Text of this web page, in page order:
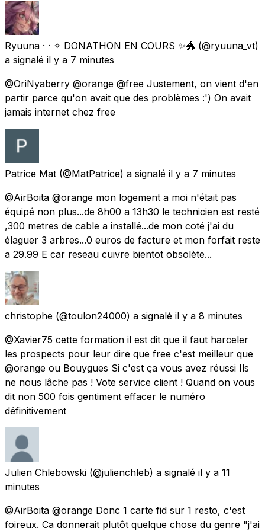
Ryuuna · · ✧ DONATHON EN COURS ✨🐲 (@ryuuna_vt)
a signalé il y a 7 minutes
@OriNyaberry @orange @free Justement, on vient d'en
partir parce qu'on avait que des problèmes :') On avait
jamais internet chez free
Patrice Mat (@MatPatrice) a signalé il y a 7 minutes
@AirBoita @orange mon logement a moi n'était pas
équipé non plus...de 8h00 a 13h30 le technicien est resté
,300 metres de cable a installé...de mon coté j'ai du
élaguer 3 arbres...0 euros de facture et mon forfait reste
a 29.99 E car reseau cuivre bientot obsolète...
christophe (@toulon24000) a signalé il y a 8 minutes
@Xavier75 cette formation il est dit que il faut harceler
les prospects pour leur dire que free c'est meilleur que
@orange ou Bouygues Si c'est ça vous avez réussi Ils
ne nous lâche pas ! Vote service client ! Quand on vous
dit non 500 fois gentiment effacer le numéro
définitivement
Julien Chlebowski (@julienchleb) a signalé il y a 11
minutes
@AirBoita @orange Donc 1 carte fid sur 1 resto, c'est
foireux. Ca donnerait plutôt quelque chose du genre "j'ai